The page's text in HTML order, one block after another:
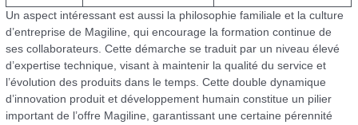
Un aspect intéressant est aussi la philosophie familiale et la culture
d’entreprise de Magiline, qui encourage la formation continue de
ses collaborateurs. Cette démarche se traduit par un niveau élevé
d’expertise technique, visant à maintenir la qualité du service et
l’évolution des produits dans le temps. Cette double dynamique
d’innovation produit et développement humain constitue un pilier
important de l’offre Magiline, garantissant une certaine pérennité